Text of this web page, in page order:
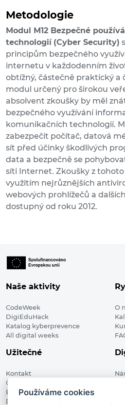
Metodologie
Modul M12 Bezpečné
technologií (Cyber Security)
principům bezpečného
internetu v každodenním
obtížný, částečně praktický a
modul určený pro širokou
absolvent zkoušky by měl
bezpečného využívání
komunikačních technologií.
zabezpečit počítač, datová
sít před účinky škodlivých
data a bezpečně se
síti Internet. Zkoušky z
využitím nejrůznějších
webových prohlížečů a
dostupný od roku 2012.
Naše aktivity
CodeWeek
DigiEduHack
Katalog kyberprevence
All digital weeks
O
Užitečné
Kontakt
Členské organizace
Blog
Digitalizace ve vzdělávání
Používáme cookies